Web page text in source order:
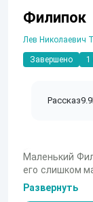
Филипок
Лев Николаевич
Завершено 1
Рассказ
Маленький
его слишком
мальчик
из дома,
Развернуть